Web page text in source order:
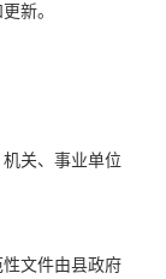
新。
关、事业单位
文件由县政府